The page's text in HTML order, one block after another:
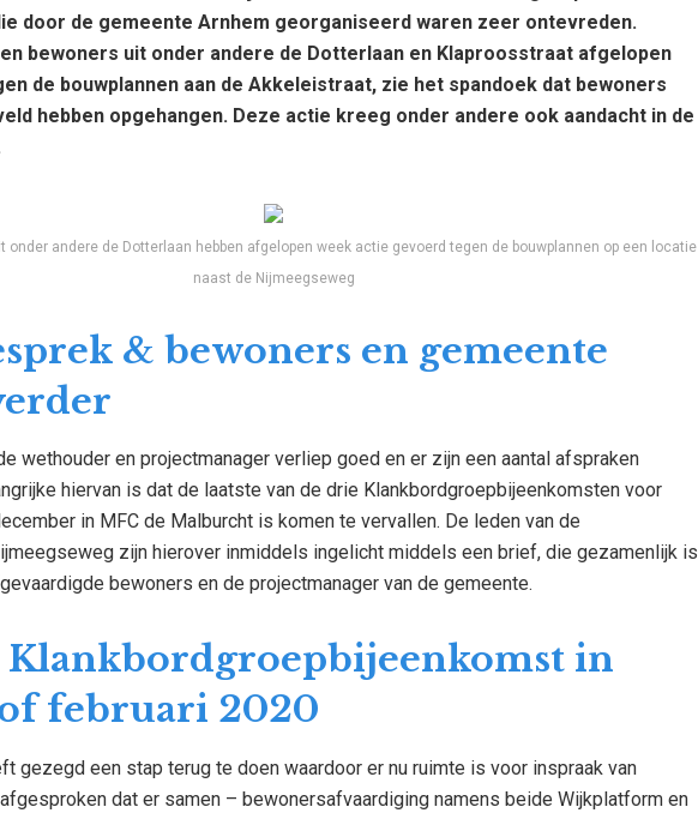
door de gemeente Arnhem georganiseerd waren zeer ontevreden.
bewoners uit onder andere de Dotterlaan en Klaproosstraat afgelopen
de bouwplannen aan de Akkeleistraat, zie het spandoek dat bewoners
hebben opgehangen. Deze actie kreeg onder andere ook aandacht in de
onder andere de Dotterlaan hebben afgelopen week actie gevoerd tegen de bouwplannen op een locatie
naast de Nijmeegseweg
& bewoners en gemeente
wethouder en projectmanager verliep goed en er zijn een aantal afspraken
hiervan is dat de laatste van de drie Klankbordgroepbijeenkomsten voor
in MFC de Malburcht is komen te vervallen. De leden van de
zijn hierover inmiddels ingelicht middels een brief, die gezamenlijk is
bewoners en de projectmanager van de gemeente.
in
februari 2020
gezegd een stap terug te doen waardoor er nu ruimte is voor inspraak van
dat er samen – bewonersafvaardiging namens beide Wijkplatform en